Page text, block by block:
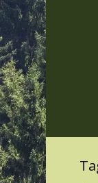
Skip
to
main
content